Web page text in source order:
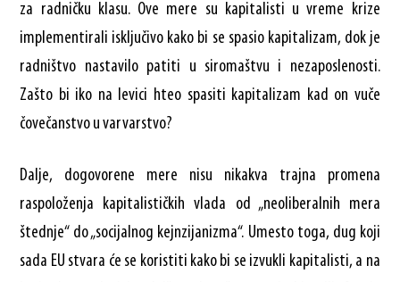
za radničku klasu. Ove mere su kapitalisti u vreme krize
implementirali isključivo kako bi se spasio kapitalizam, dok je
radništvo nastavilo patiti u siromaštvu i nezaposlenosti.
Zašto bi iko na levici hteo spasiti kapitalizam kad on vuče
čovečanstvo u varvarstvo?
Dalje, dogovorene mere nisu nikakva trajna promena
raspoloženja kapitalističkih vlada od „neoliberalnih mera
štednje“ do „socijalnog kejnzijanizma“. Umesto toga, dug koji
sada EU stvara će se koristiti kako bi se izvukli kapitalisti, a na